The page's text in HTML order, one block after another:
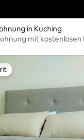
in Kuching
mit kostenlosen